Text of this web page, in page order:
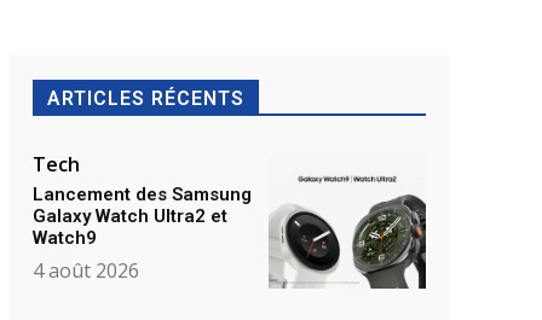
ARTICLES RÉCENTS
Tech
Lancement des Samsung
Galaxy Watch Ultra2 et
Watch9
4 août 2026